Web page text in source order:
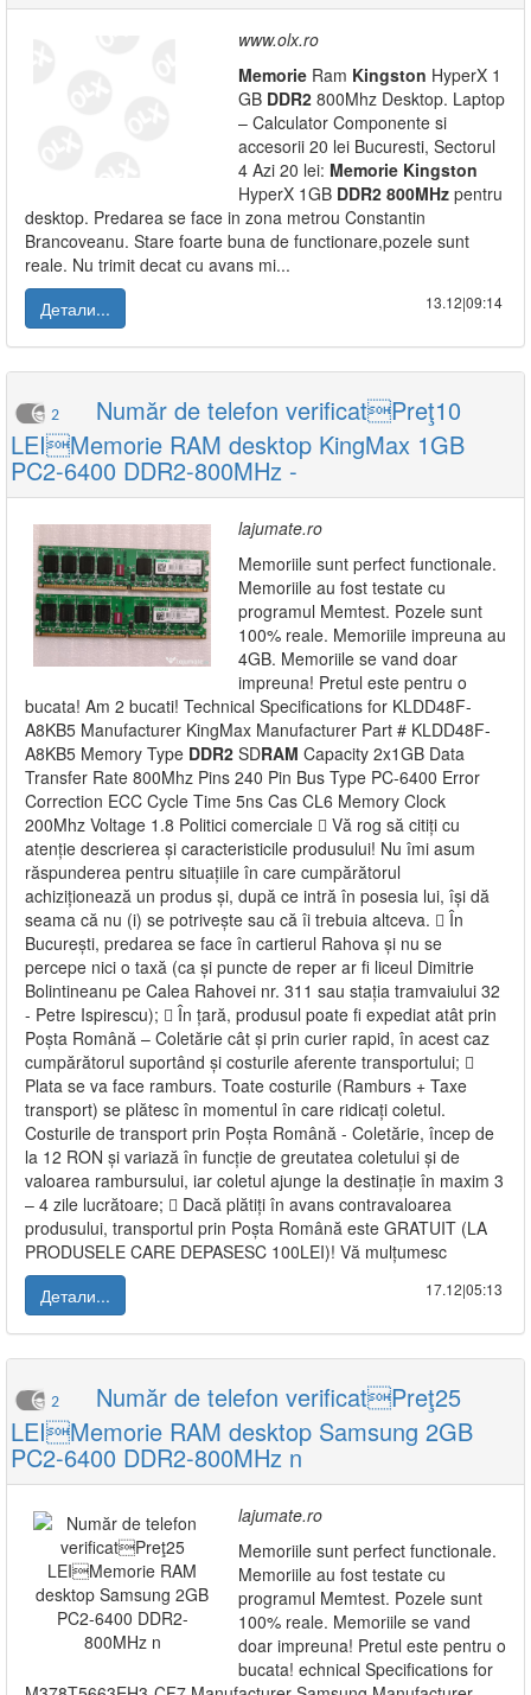
www.olx.ro
Memorie Ram Kingston HyperX 1
GB DDR2 800Mhz Desktop. Laptop
– Calculator Componente si
accesorii 20 lei Bucuresti, Sectorul
4 Azi 20 lei: Memorie Kingston
HyperX 1GB DDR2 800MHz pentru
desktop. Predarea se face in zona metrou Constantin
Brancoveanu. Stare foarte buna de functionare,pozele sunt
reale. Nu trimit decat cu avans mi...
Детали...
13.12|09:14
2
Număr de telefon verificatPreţ10
LEIMemorie RAM desktop KingMax 1GB
PC2-6400 DDR2-800MHz -
lajumate.ro
Memoriile sunt perfect functionale.
Memoriile au fost testate cu
programul Memtest. Pozele sunt
100% reale. Memoriile impreuna au
4GB. Memoriile se vand doar
impreuna! Pretul este pentru o
bucata! Am 2 bucati! Technical Specifications for KLDD48F-
A8KB5 Manufacturer KingMax Manufacturer Part # KLDD48F-
A8KB5 Memory Type DDR2 SDRAM Capacity 2x1GB Data
Transfer Rate 800Mhz Pins 240 Pin Bus Type PC-6400 Error
Correction ECC Cycle Time 5ns Cas CL6 Memory Clock
200Mhz Voltage 1.8 Politici comerciale  Vă rog să citiți cu
atenție descrierea și caracteristicile produsului! Nu îmi asum
răspunderea pentru situațiile în care cumpărătorul
achiziționează un produs și, după ce intră în posesia lui, își dă
seama că nu (i) se potrivește sau că îi trebuia altceva.  În
București, predarea se face în cartierul Rahova și nu se
percepe nici o taxă (ca și puncte de reper ar fi liceul Dimitrie
Bolintineanu pe Calea Rahovei nr. 311 sau stația tramvaiului 32
- Petre Ispirescu);  În țară, produsul poate fi expediat atât prin
Poșta Română – Coletărie cât și prin curier rapid, în acest caz
cumpărătorul suportând și costurile aferente transportului; 
Plata se va face ramburs. Toate costurile (Ramburs + Taxe
transport) se plătesc în momentul în care ridicați coletul.
Costurile de transport prin Poșta Română - Coletărie, încep de
la 12 RON și variază în funcție de greutatea coletului și de
valoarea rambursului, iar coletul ajunge la destinație în maxim 3
– 4 zile lucrătoare;  Dacă plătiți în avans contravaloarea
produsului, transportul prin Poșta Română este GRATUIT (LA
PRODUSELE CARE DEPASESC 100LEI)! Vă mulțumesc
Детали...
17.12|05:13
2
Număr de telefon verificatPreţ25
LEIMemorie RAM desktop Samsung 2GB
PC2-6400 DDR2-800MHz n
lajumate.ro
Memoriile sunt perfect functionale.
Memoriile au fost testate cu
programul Memtest. Pozele sunt
100% reale. Memoriile se vand
doar impreuna! Pretul este pentru o
bucata! echnical Specifications for